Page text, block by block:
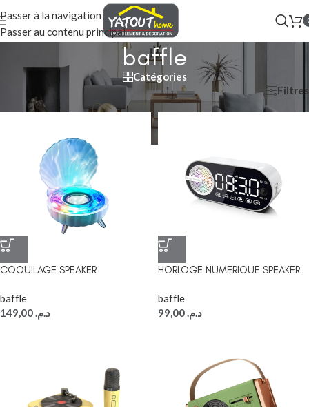
Passer à la navigation
Passer au contenu principal
baffle
Catégories
baffle Filtres
COQUILAGE SPEAKER
baffle
د.م.
HORLOGE NUMERIQUE SPEAKER
baffle
د.م.